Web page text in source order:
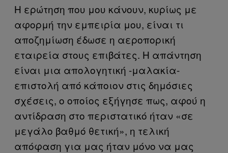
Η ερώτηση που μου κάνουν, κυρίως με
αφορμή την εμπειρία μου, είναι τι
αποζημίωση έδωσε η αεροπορική
εταιρεία στους επιβάτες. Η απάντηση
είναι μια απολογητική -μαλακία-
επιστολή από κάποιον στις δημόσιες
σχέσεις, ο οποίος εξήγησε πως, αφού η
αντίδραση στο περιστατικό ήταν «σε
μεγάλο βαθμό θετική», η τελική
απόφαση για μας ήταν μόνο να μας